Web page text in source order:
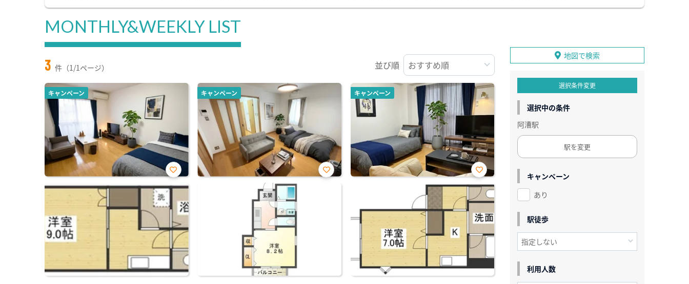
MONTHLY&WEEKLY LIST
3 件（1/1ページ） 並び順
キャンペーン
お気
に入
録
キャンペーン
お気
キャンペーン
お気
に入
り登
録
地図で検索
選択条件変更
選択中の条件
阿漕駅
駅を変更
キャンペーン
あり
駅徒歩
利用人数